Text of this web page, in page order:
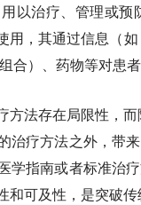
以治疗、管理或
用，其通过信息（
合）、药物等对患
方法存在局限性，
治疗方法之外，带
学指南或者标准治
可及性，是突破传